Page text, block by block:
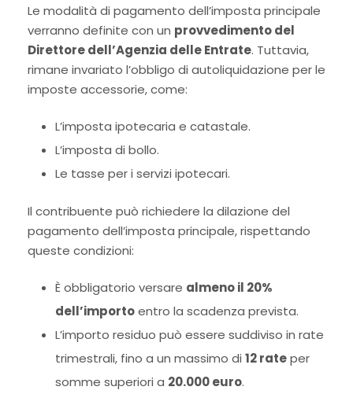
Le modalità di pagamento dell’imposta principale
verranno definite con un provvedimento del
Direttore dell’Agenzia delle Entrate. Tuttavia,
rimane invariato l’obbligo di autoliquidazione per le
imposte accessorie, come:
L’imposta ipotecaria e catastale.
L’imposta di bollo.
Le tasse per i servizi ipotecari.
Il contribuente può richiedere la dilazione del
pagamento dell’imposta principale, rispettando
queste condizioni:
È obbligatorio versare almeno il 20%
dell’importoentro la scadenza prevista.
L’importo residuo può essere suddiviso in rate
trimestrali, fino a un massimo di 12 rateper
somme superiori a 20.000 euro.